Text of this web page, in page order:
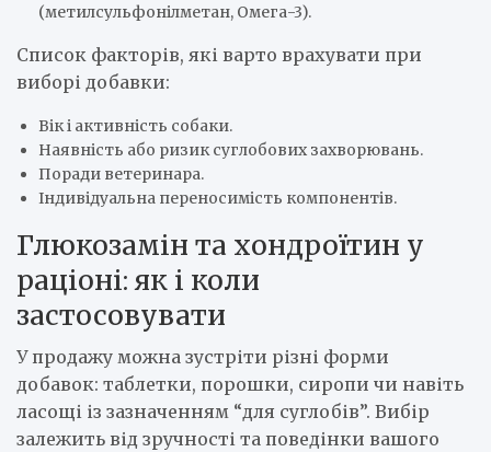
(метилсульфонілметан, Омега-3).
Список факторів, які варто врахувати при
виборі добавки:
Вік і активність собаки.
Наявність або ризик суглобових захворювань.
Поради ветеринара.
Індивідуальна переносимість компонентів.
Глюкозамін та хондроїтин у
раціоні: як і коли
застосовувати
У продажу можна зустріти різні форми
добавок: таблетки, порошки, сиропи чи навіть
ласощі із зазначенням “для суглобів”. Вибір
залежить від зручності та поведінки вашого